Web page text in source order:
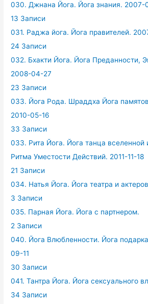
030. Джнана Йога. Йога знания. 2007-
13 Записи
031. Раджа йога. Йога правителей.
24 Записи
032. Бхакти Йога. Йога Преданности,
2008-04-27
23 Записи
033. Йога Рода. Шраддха Йога
2010-05-16
33 Записи
033. Рита Йога. Йога танца вселенной
Ритма Уместости Действий. 2011-11-18
21 Записи
034. Натья Йога. Йога театра и
3 Записи
035. Парная Йога. Йога с партнером.
2 Записи
040. Йога Влюбленности. Йога
09-11
30 Записи
041. Тантра Йога. Йога сексуального
34 Записи